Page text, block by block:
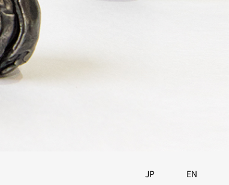
JP EN